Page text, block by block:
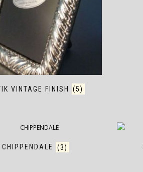
VINTAGE FINISH (5)
CHIPPENDALE (3)